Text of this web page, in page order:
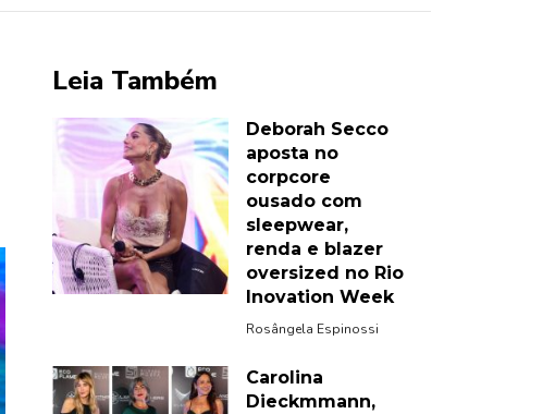
Leia Também
Deborah Secco
aposta no
corpcore
ousado com
sleepwear,
renda e blazer
oversized no Rio
Inovation Week
Rosângela Espinossi
Carolina
Dieckmmann,